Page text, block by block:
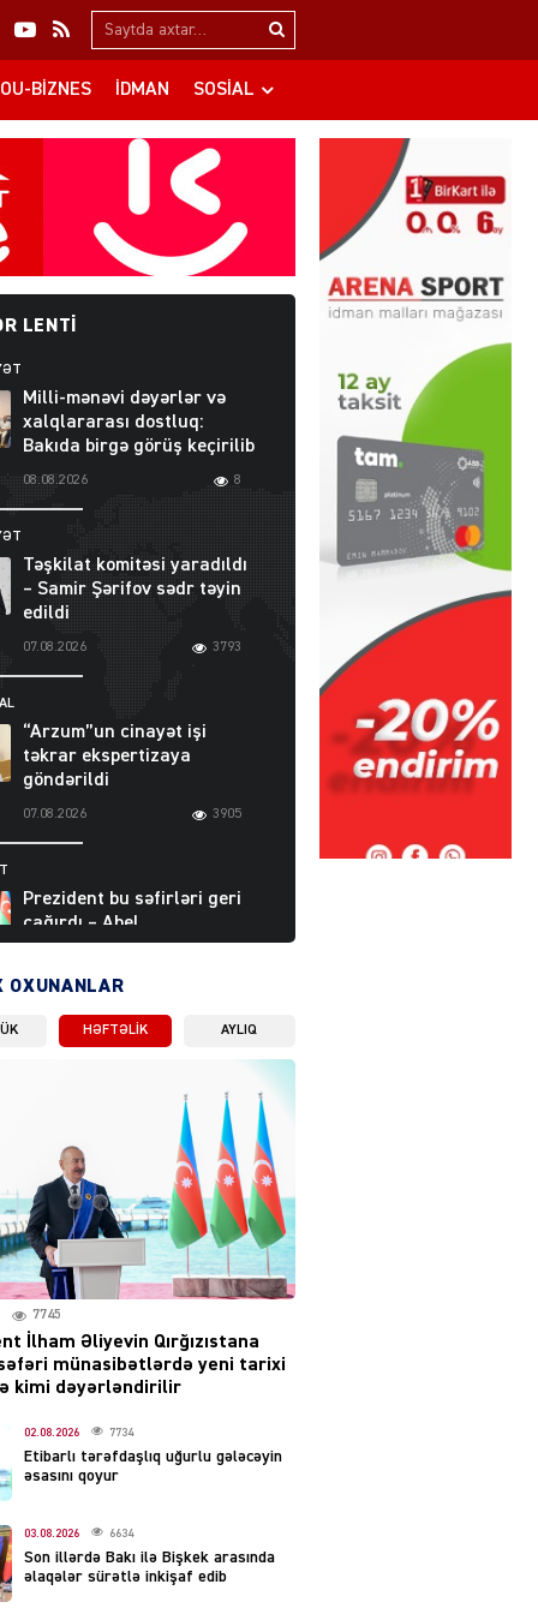
Search…
BIZNES İDMAN SOSIAL
LENTI
Milli-mənəvi dəyərlər və
xalqlararası dostluq:
Bakıda birgə görüş keçirilib
08.08.2026 8
Təşkilat komitəsi yaradıldı
– Samir Şərifov sədr təyin
edildi
07.08.2026 3793
“Arzum”un cinayət işi
təkrar ekspertizaya
göndərildi
07.08.2026 3905
Prezident bu səfirləri geri
çağırdı – Abel
Məhərrəmovun oğlu da var
07.08.2026
5492
Rusiya-Ukrayna
münaqişəsinin həllində
irəliləyiş var – Tramp
07.08.2026 5503
Prezident 2 fərman
imzaladı
07.08.2026
“Tramp yolu”na HƏMLƏ –
REAKSİYA
OXUNANLAR
HƏFTƏLIK AYLIQ
7745
İlham Əliyevin Qırğızıstana
münasibətlərdə yeni tarixi
kimi dəyərləndirilir
02.08.2026 7734
Etibarlı tərəfdaşlıq uğurlu gələcəyin
əsasını qoyur
03.08.2026 6634
Son illərdə Bakı ilə Bişkek arasında
əlaqələr sürətlə inkişaf edib